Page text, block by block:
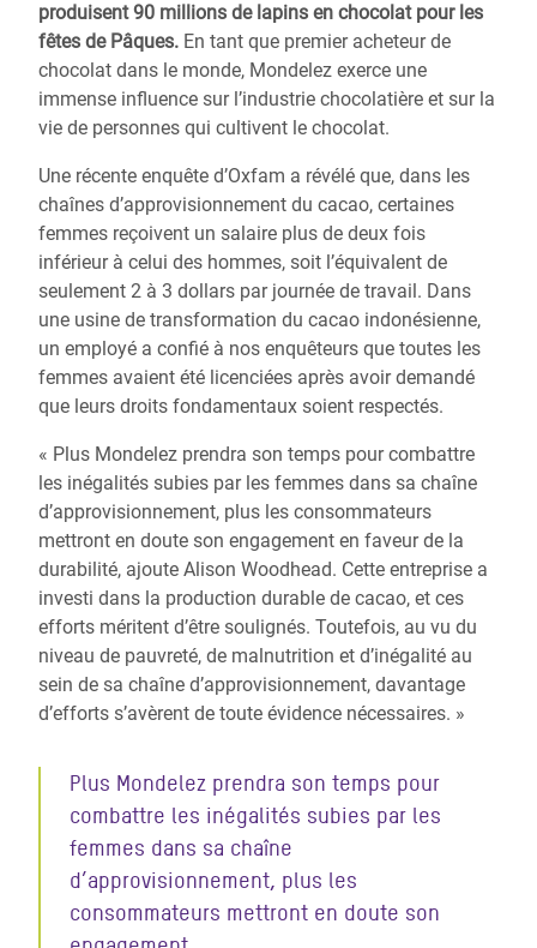
produisent 90 millions de lapins en chocolat pour les
fêtes de Pâques. En tant que premier acheteur de
chocolat dans le monde, Mondelez exerce une
immense influence sur l’industrie chocolatière et sur la
vie de personnes qui cultivent le chocolat.
Une récente enquête d’Oxfam a révélé que, dans les
chaînes d’approvisionnement du cacao, certaines
femmes reçoivent un salaire plus de deux fois
inférieur à celui des hommes, soit l’équivalent de
seulement 2 à 3 dollars par journée de travail. Dans
une usine de transformation du cacao indonésienne,
un employé a confié à nos enquêteurs que toutes les
femmes avaient été licenciées après avoir demandé
que leurs droits fondamentaux soient respectés.
« Plus Mondelez prendra son temps pour combattre
les inégalités subies par les femmes dans sa chaîne
d’approvisionnement, plus les consommateurs
mettront en doute son engagement en faveur de la
durabilité, ajoute Alison Woodhead. Cette entreprise a
investi dans la production durable de cacao, et ces
efforts méritent d’être soulignés. Toutefois, au vu du
niveau de pauvreté, de malnutrition et d’inégalité au
sein de sa chaîne d’approvisionnement, davantage
d’efforts s’avèrent de toute évidence nécessaires. »
Plus Mondelez prendra son temps pour
combattre les inégalités subies par les
femmes dans sa chaîne
d’approvisionnement, plus les
consommateurs mettront en doute son